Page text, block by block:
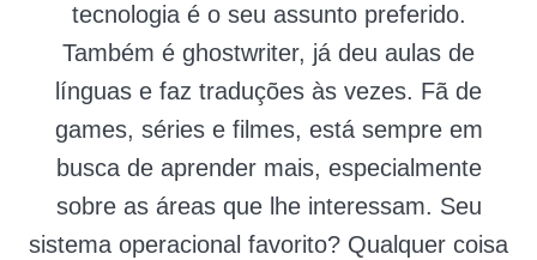
tecnologia é o seu assunto preferido.
Também é ghostwriter, já deu aulas de
línguas e faz traduções às vezes. Fã de
games, séries e filmes, está sempre em
busca de aprender mais, especialmente
sobre as áreas que lhe interessam. Seu
sistema operacional favorito? Qualquer coisa